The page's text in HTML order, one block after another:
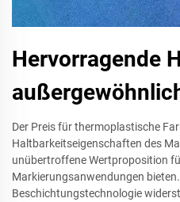
Hervorragende
Der Preis für thermoplastische
Haltbarkeitseigenschaften des
unübertroffene Wertproposition
Markierungsanwendungen
Beschichtungstechnologie